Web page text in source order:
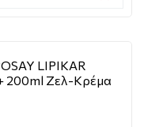
LIPIKAR
200ml Ζελ-Κρέμα